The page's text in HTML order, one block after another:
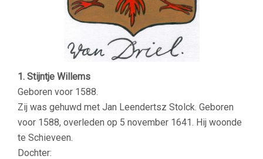
1. Stijntje Willems
Geboren voor 1588.
Zij was gehuwd met Jan Leendertsz Stolck. Geboren
voor 1588, overleden op 5 november 1641. Hij woonde
te Schieveen.
Dochter: